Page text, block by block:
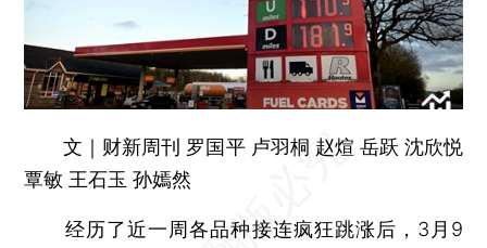
文｜财新周刊 罗国平 卢羽桐 赵煊 岳跃 沈欣悦
覃敏 王石玉 孙嫣然
经历了近一周各品种接连疯狂跳涨后，3月9